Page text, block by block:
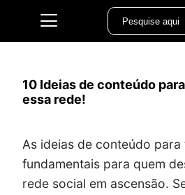
10 Ideias de conteúdo
essa rede!
As ideias de conteúdo
fundamentais para quem
rede social em ascensão.